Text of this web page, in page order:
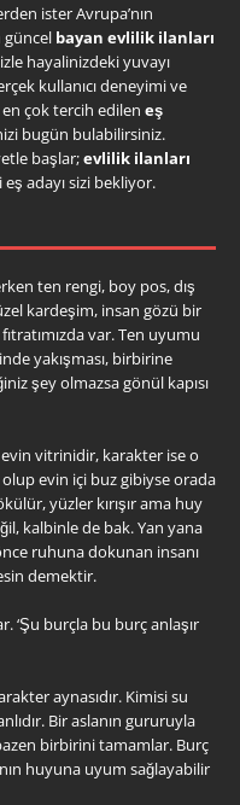
ister Avrupa’nın
güncel bayan evlilik ilanları
hayalinizdeki yuvayı
kullanıcı deneyimi ve
çok tercih edilen eş
bugün bulabilirsiniz.
başlar;evlilik ilanları
eş adayı sizi bekliyor.
ten rengi, boy pos, dış
kardeşim, insan gözü bir
var. Ten uyumu
yakışması, birbirine
şey olmazsa gönül kapısı
vitrinidir, karakter ise o
evin içi buz gibiyse orada
yüzler kırışır ama huy
kalbinle de bak. Yan yana
ruhuna dokunan insanı
demektir.
‘Şu burçla bu burç anlaşır
aynasıdır. Kimisi su
Bir aslanın gururuyla
bazen birbirini tamamlar. Burç
huyuna uyum sağlayabilir